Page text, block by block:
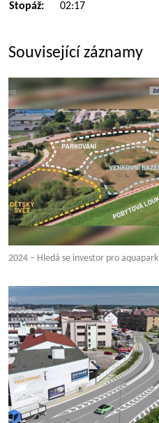
Stopáž:
02:17
Související záznamy
2024 – Hledá se investor pro aquapark